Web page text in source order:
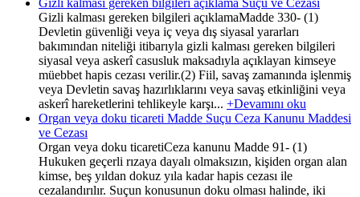
Gizli kalması gereken bilgileri açıklamaMadde 330- (1)
Devletin güvenliği veya iç veya dış siyasal yararları
bakımından niteliği itibarıyla gizli kalması gereken bilgileri
siyasal veya askerî casusluk maksadıyla açıklayan kimseye
müebbet hapis cezası verilir.(2) Fiil, savaş zamanında işlenmiş
veya Devletin savaş hazırlıklarını veya savaş etkinliğini veya
askerî hareketlerini tehlikeyle karşı... +Devamını oku
Organ veya doku ticareti Madde Suçu Ceza Kanunu Maddesi
ve Cezası
Organ veya doku ticaretiCeza kanunu Madde 91- (1)
Hukuken geçerli rızaya dayalı olmaksızın, kişiden organ alan
kimse, beş yıldan dokuz yıla kadar hapis cezası ile
cezalandırılır. Suçun konusunun doku olması halinde, iki